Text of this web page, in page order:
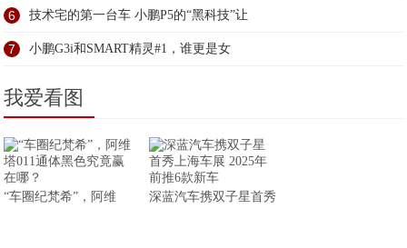
6 技术宅的第一台车 小鹏P5的“黑科技”让
7 小鹏G3i和SMART精灵#1，谁更是女
我爱看图
“车圈纪梵希”，阿维 深蓝汽车携双子星首秀